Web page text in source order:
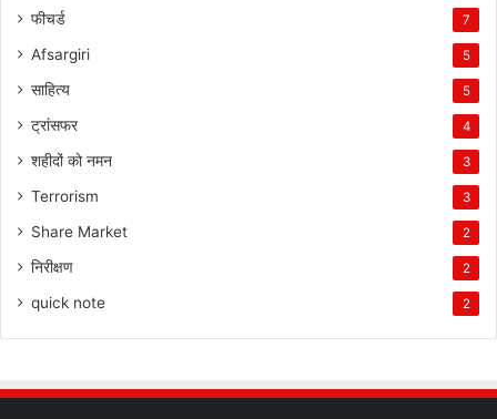
फीचर्ड 7
Afsargiri 5
साहित्य 5
ट्रांसफर 4
शहीदों को नमन 3
Terrorism 3
Share Market 2
निरीक्षण 2
quick note 2